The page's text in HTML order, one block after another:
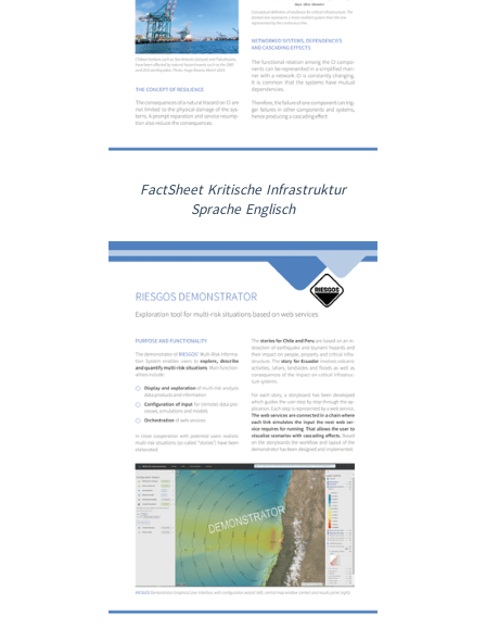
FactSheet Kritische Infrastruktur
Sprache Englisch